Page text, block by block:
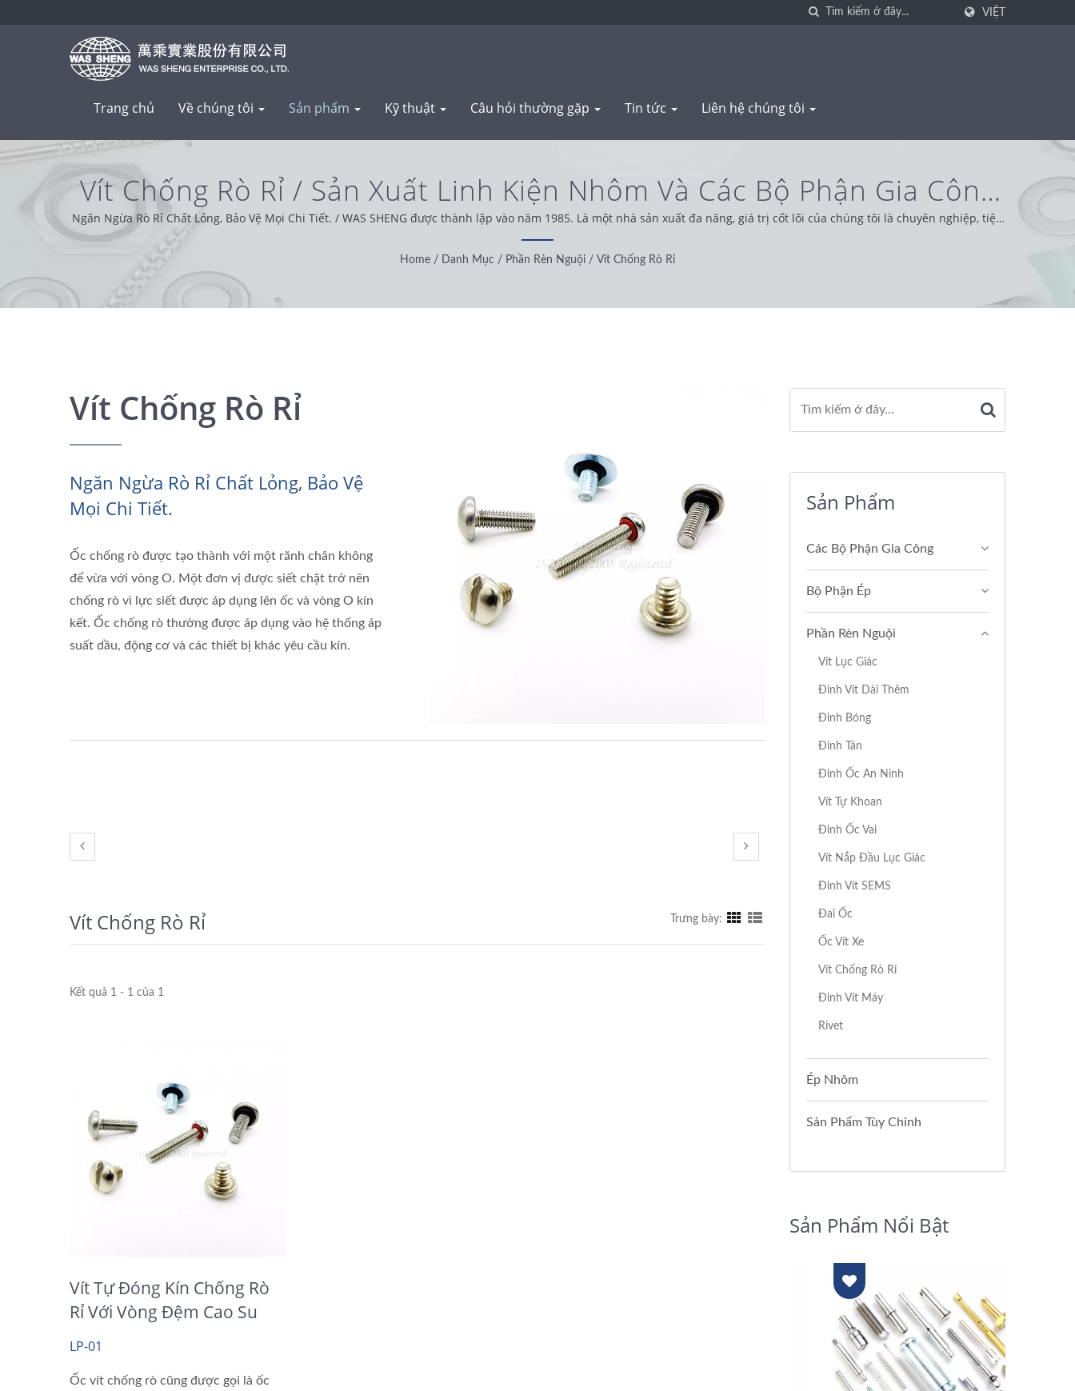
VIỆT
Trang chủ Về chúng tôi Sản phẩm Kỹ thuật Câu hỏi thường gặp Tin tức Liên hệ chúng tôi
Vít Chống Rò Rỉ / Sản Xuất Linh Kiện Nhôm Và Các Bộ Phận Gia Công
| WAS SHENG
Ngăn Ngừa Rò Rỉ Chất Lỏng, Bảo Vệ Mọi Chi Tiết. / WAS SHENG được thành lập vào năm 1985. Là một nhà sản xuất đa năng, giá trị cốt lõi của chúng tôi là chuyên nghiệp, tiện
lợi và giải quyết vấn đề. Dựa trên sự hỗ trợ của khách hàng từ khắp nơi trên thế giới, chúng tôi hoạt động với tinh thần trung thực, thực tế và đáng tin cậy, cung cấp dịch vụ
và sản phẩm tốt nhất.
Home / Danh Mục / Phần Rèn Nguội / Vít Chống Rò Rỉ
Vít Chống Rò Rỉ
Ngăn Ngừa Rò Rỉ Chất Lỏng, Bảo Vệ
Mọi Chi Tiết.
Ốc chống rò được tạo thành với một rãnh chân không
để vừa với vòng O. Một đơn vị được siết chặt trở nên
chống rò vì lực siết được áp dụng lên ốc và vòng O kín
kết. Ốc chống rò thường được áp dụng vào hệ thống áp
suất dầu, động cơ và các thiết bị khác yêu cầu kín.
Vít Chống Rò Rỉ Trưng bày:
Kết quả 1 - 1 của 1
Vít Tự Đóng Kín Chống Rò
Rỉ Với Vòng Đệm Cao Su
LP-01
Ốc vít chống rò cũng được gọi là ốc
Sản Phẩm
Các Bộ Phận Gia Công
Bộ Phận Ép
Phần Rèn Nguội
Vít Lục Giác
Đinh Vít Dài Thêm
Đinh Bóng
Đinh Tán
Đinh Ốc An Ninh
Vít Tự Khoan
Đinh Ốc Vai
Vít Nắp Đầu Lục Giác
Đinh Vít SEMS
Đai Ốc
Ốc Vít Xe
Vít Chống Rò Rỉ
Đinh Vít Máy
Rivet
Ép Nhôm
Sản Phẩm Tùy Chỉnh
Sản Phẩm Nổi Bật